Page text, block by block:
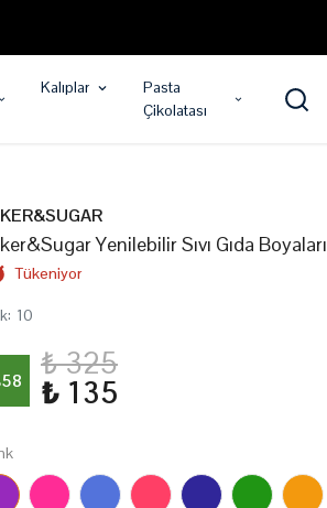
Kalıplar
Pasta
Çikolatası
Yenilebilir Sıvı Gıda Boyaları
Tükeniyor
: 10
58 ₺ 325
₺ 135